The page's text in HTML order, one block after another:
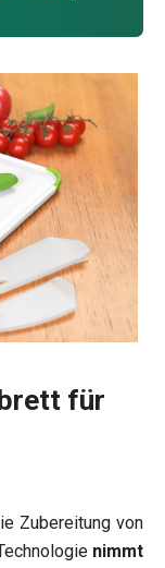
für
Zubereitung von
nimmt